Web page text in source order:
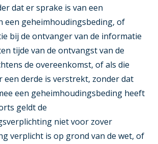
dat er sprake is van een
een geheimhoudingsbeding, of
bij de ontvanger van de informatie
tijde van de ontvangst van de
de overeenkomst, of als die
derde is verstrekt, zonder dat
een geheimhoudingsbeding heeft
geldt de
niet voor zover
verplicht is op grond van de wet, of